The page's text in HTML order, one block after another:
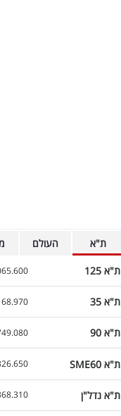
ת"א העולם
ת"א 125
ת"א 35
ת"א 90
ת"א SME60
ת"א נדל"ן